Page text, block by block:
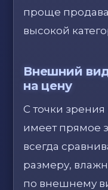
проще
высокой
Внешний
на цену
С точки зрения
имеет прямое
всегда
размеру,
по внешнему